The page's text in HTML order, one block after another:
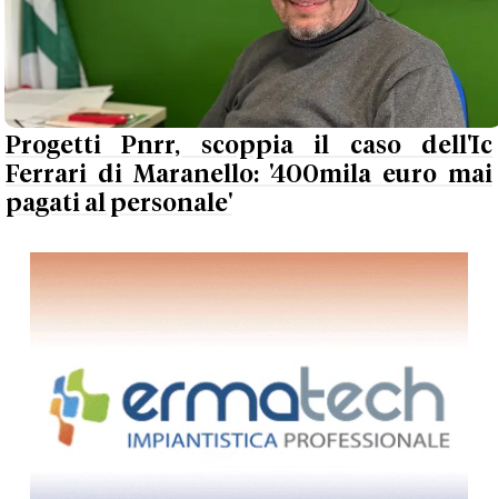
Progetti Pnrr, scoppia il caso dell'Ic
Ferrari di Maranello: '400mila euro mai
pagati al personale'